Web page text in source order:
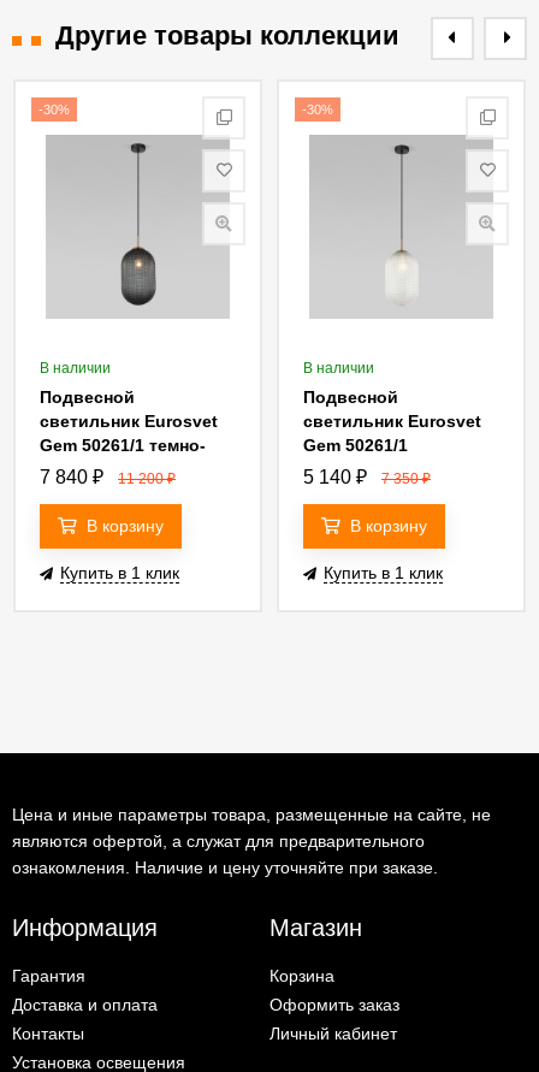
Другие товары коллекции
-30%
В наличии
Подвесной
светильник Eurosvet
Gem 50261/1 темно-
серый a064951
7 840 ₽ 11 200₽
В корзину
Купить в 1 клик
-30%
В наличии
Подвесной
светильник Eurosvet
Gem 50261/1
прозрачный a064952
5 140 ₽ 7 350₽
В корзину
Купить в 1 клик
Цена и иные параметры товара, размещенные на сайте, не
являются офертой, а служат для предварительного
ознакомления. Наличие и цену уточняйте при заказе.
Информация
Гарантия
Доставка и оплата
Контакты
Установка освещения
Магазин
Корзина
Оформить заказ
Личный кабинет